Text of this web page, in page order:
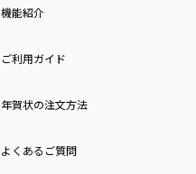
機能紹介
ご利用ガイド
年賀状の注文方法
よくあるご質問